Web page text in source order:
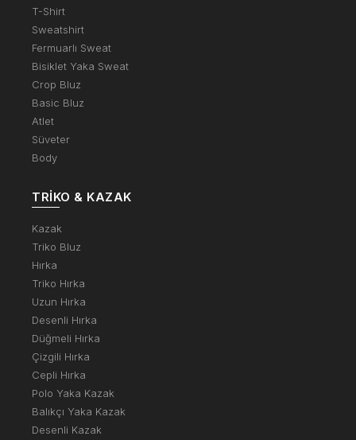
T-Shirt
Sweatshirt
Fermuarlı Sweat
Bisiklet Yaka Sweat
Crop Bluz
Basic Bluz
Atlet
Süveter
Body
TRIKO & KAZAK
Kazak
Triko Bluz
Hırka
Triko Hırka
Uzun Hırka
Desenli Hırka
Düğmeli Hırka
Çizgili Hırka
Cepli Hırka
Polo Yaka Kazak
Balıkçı Yaka Kazak
Desenli Kazak